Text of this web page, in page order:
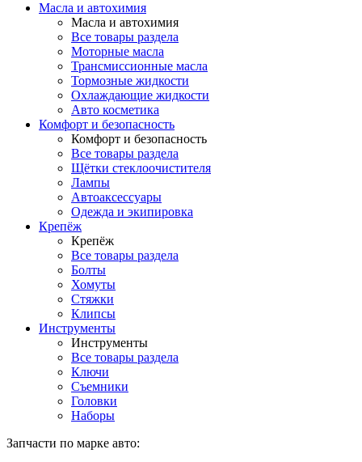
Масла и автохимия
Масла и автохимия
Все товары раздела
Моторные масла
Трансмиссионные масла
Тормозные жидкости
Охлаждающие жидкости
Авто косметика
Комфорт и безопасность
Комфорт и безопасность
Все товары раздела
Щётки стеклоочистителя
Лампы
Автоаксессуары
Одежда и экипировка
Крепёж
Крепёж
Все товары раздела
Болты
Хомуты
Стяжки
Клипсы
Инструменты
Инструменты
Все товары раздела
Ключи
Съемники
Головки
Наборы
Запчасти по марке авто: